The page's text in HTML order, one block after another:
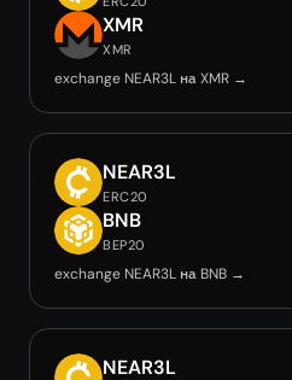
XMR
XMR
exchange NEAR3L на XMR →
NEAR3L
ERC20
BNB
BEP20
exchange NEAR3L на BNB →
NEAR3L